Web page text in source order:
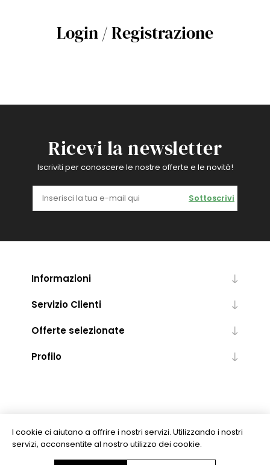
Login / Registrazione
Ricevi la newsletter
Iscriviti per conoscere le nostre offerte e le novità!
Sottoscrivi
Informazioni
Servizio Clienti
Offerte selezionate
Profilo
I cookie ci aiutano a offrire i nostri servizi. Utilizzando i nostri
servizi, acconsentite al nostro utilizzo dei cookie.